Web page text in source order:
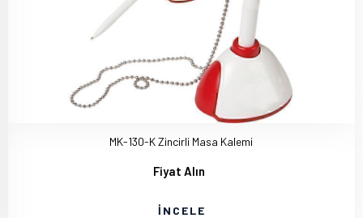
MK-130-K Zincirli Masa Kalemi
Fiyat Alın
İNCELE